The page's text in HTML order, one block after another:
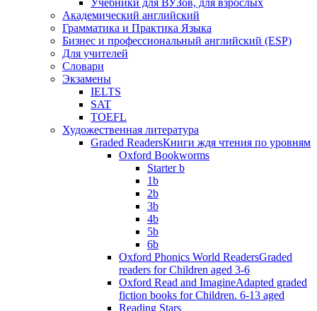
Учебники для ВУЗов, для взрослых
Академический английский
Грамматика и Практика Языка
Бизнес и профессиональный английский (ESP)
Для учителей
Словари
Экзамены
IELTS
SAT
TOEFL
Художественная литература
Graded ReadersКниги ждя чтения по уровням
Oxford Bookworms
Starter b
1b
2b
3b
4b
5b
6b
Oxford Phonics World ReadersGraded
readers for Children aged 3-6
Oxford Read and ImagineAdapted graded
fiction books for Children. 6-13 aged
Reading Stars